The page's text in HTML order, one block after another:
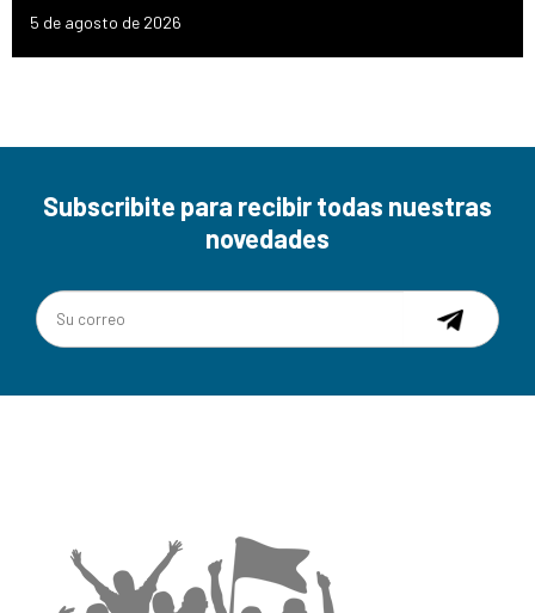
5 de agosto de 2026
Subscribite para recibir todas nuestras
novedades